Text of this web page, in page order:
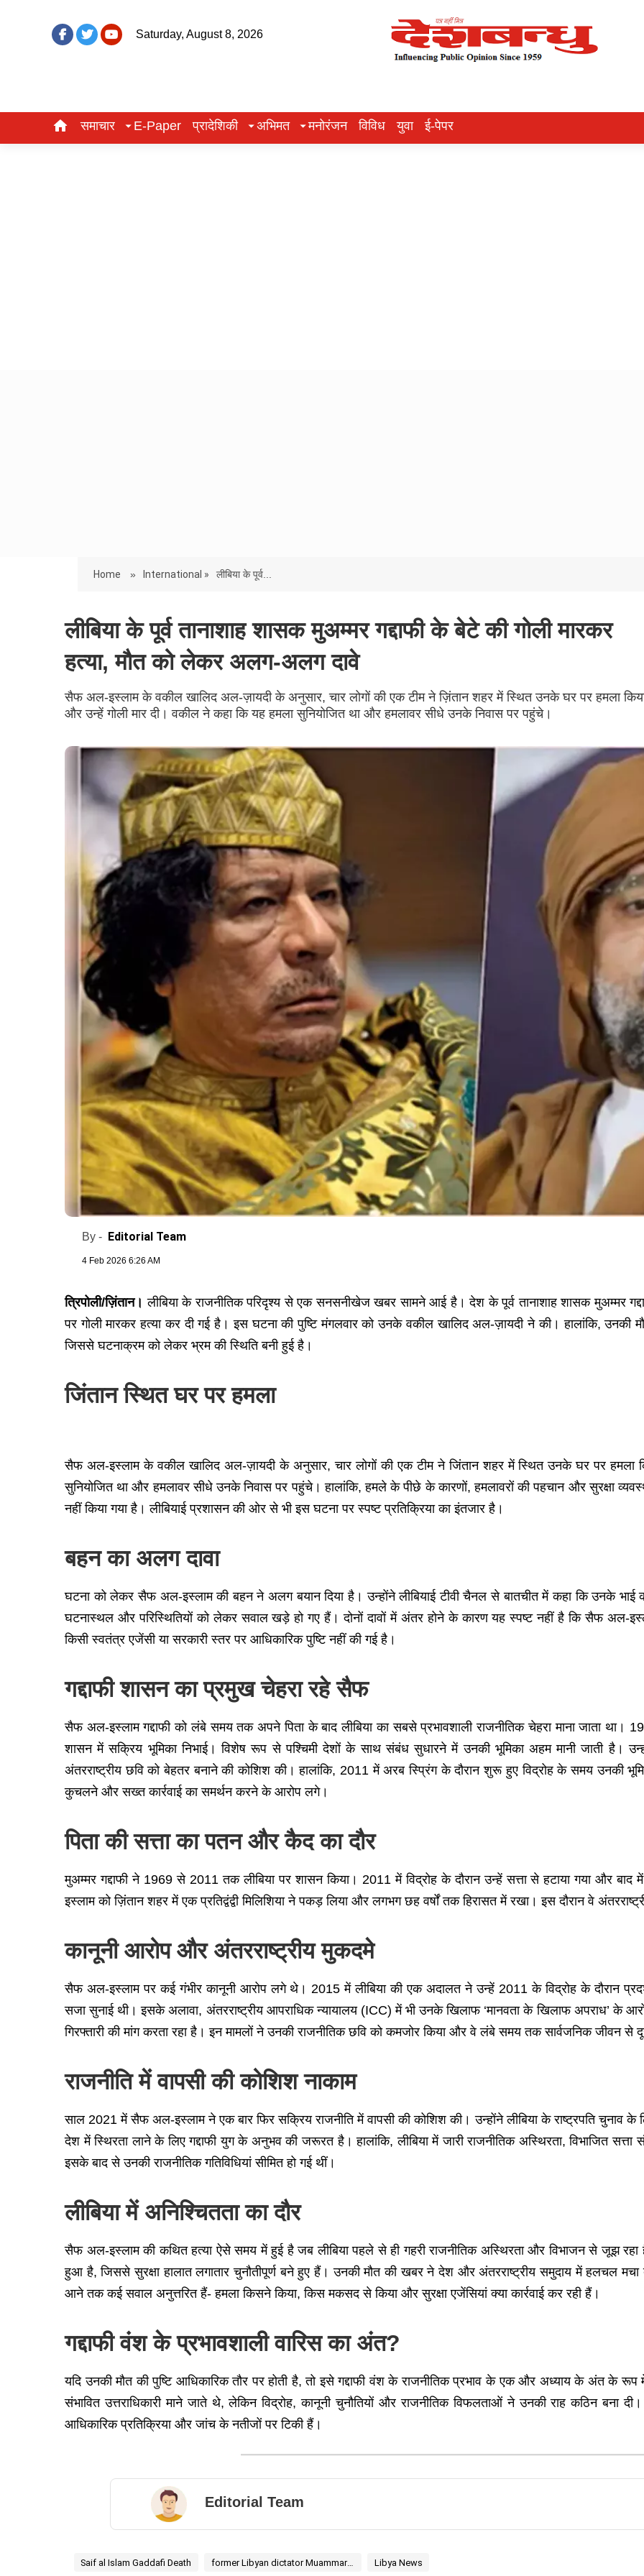
Saturday, August 8, 2026
समाचार E-Paper प्रादेशिकी अभिमत मनोरंजन विविध युवा ई-पेपर
Home » International » लीबिया के पूर्व...
लीबिया के पूर्व तानाशाह शासक मुअम्मर गद्दाफी के बेटे की गोली मारकर
हत्या, मौत को लेकर अलग-अलग दावे
सैफ अल-इस्लाम के वकील खालिद अल-ज़ायदी के अनुसार, चार लोगों की एक टीम ने ज़िंतान शहर में स्थित उनके घर पर हमला
और उन्हें गोली मार दी। वकील ने कहा कि यह हमला सुनियोजित था और हमलावर सीधे उनके निवास पर पहुंचे।
By - Editorial Team
4 Feb 2026 6:26 AM
त्रिपोली/ज़िंतान। लीबिया के राजनीतिक परिदृश्य से एक सनसनीखेज खबर सामने आई है। देश के पूर्व तानाशाह शासक मुअम्मर
पर गोली मारकर हत्या कर दी गई है। इस घटना की पुष्टि मंगलवार को उनके वकील खालिद अल-ज़ायदी ने की। हालांकि,
जिससे घटनाक्रम को लेकर भ्रम की स्थिति बनी हुई है।
जिंतान स्थित घर पर हमला
सैफ अल-इस्लाम के वकील खालिद अल-ज़ायदी के अनुसार, चार लोगों की एक टीम ने जिंतान शहर में स्थित उनके घर पर हमला
सुनियोजित था और हमलावर सीधे उनके निवास पर पहुंचे। हालांकि, हमले के पीछे के कारणों, हमलावरों की पहचान और सुरक्षा
नहीं किया गया है। लीबियाई प्रशासन की ओर से भी इस घटना पर स्पष्ट प्रतिक्रिया का इंतजार है।
बहन का अलग दावा
घटना को लेकर सैफ अल-इस्लाम की बहन ने अलग बयान दिया है। उन्होंने लीबियाई टीवी चैनल से बातचीत में कहा कि उनके भाई
घटनास्थल और परिस्थितियों को लेकर सवाल खड़े हो गए हैं। दोनों दावों में अंतर होने के कारण यह स्पष्ट नहीं है कि सैफ अल-
किसी स्वतंत्र एजेंसी या सरकारी स्तर पर आधिकारिक पुष्टि नहीं की गई है।
गद्दाफी शासन का प्रमुख चेहरा रहे सैफ
सैफ अल-इस्लाम गद्दाफी को लंबे समय तक अपने पिता के बाद लीबिया का सबसे प्रभावशाली राजनीतिक चेहरा माना जाता
शासन में सक्रिय भूमिका निभाई। विशेष रूप से पश्चिमी देशों के साथ संबंध सुधारने में उनकी भूमिका अहम मानी जाती है।
अंतरराष्ट्रीय छवि को बेहतर बनाने की कोशिश की। हालांकि, 2011 में अरब स्प्रिंग के दौरान शुरू हुए विद्रोह के समय उनकी
कुचलने और सख्त कार्रवाई का समर्थन करने के आरोप लगे।
पिता की सत्ता का पतन और कैद का दौर
मुअम्मर गद्दाफी ने 1969 से 2011 तक लीबिया पर शासन किया। 2011 में विद्रोह के दौरान उन्हें सत्ता से हटाया गया और
इस्लाम को ज़िंतान शहर में एक प्रतिद्वंद्वी मिलिशिया ने पकड़ लिया और लगभग छह वर्षों तक हिरासत में रखा। इस दौरान वे
कानूनी आरोप और अंतरराष्ट्रीय मुकदमे
सैफ अल-इस्लाम पर कई गंभीर कानूनी आरोप लगे थे। 2015 में लीबिया की एक अदालत ने उन्हें 2011 के विद्रोह के दौरान
सजा सुनाई थी। इसके अलावा, अंतरराष्ट्रीय आपराधिक न्यायालय (ICC) में भी उनके खिलाफ ‘मानवता के खिलाफ अपराध’
गिरफ्तारी की मांग करता रहा है। इन मामलों ने उनकी राजनीतिक छवि को कमजोर किया और वे लंबे समय तक सार्वजनिक जीवन से
राजनीति में वापसी की कोशिश नाकाम
साल 2021 में सैफ अल-इस्लाम ने एक बार फिर सक्रिय राजनीति में वापसी की कोशिश की। उन्होंने लीबिया के राष्ट्रपति चुनाव के
देश में स्थिरता लाने के लिए गद्दाफी युग के अनुभव की जरूरत है। हालांकि, लीबिया में जारी राजनीतिक अस्थिरता, विभाजित सत्ता
इसके बाद से उनकी राजनीतिक गतिविधियां सीमित हो गई थीं।
लीबिया में अनिश्चितता का दौर
सैफ अल-इस्लाम की कथित हत्या ऐसे समय में हुई है जब लीबिया पहले से ही गहरी राजनीतिक अस्थिरता और विभाजन से जूझ
हुआ है, जिससे सुरक्षा हालात लगातार चुनौतीपूर्ण बने हुए हैं। उनकी मौत की खबर ने देश और अंतरराष्ट्रीय समुदाय में हलचल मचा
आने तक कई सवाल अनुत्तरित हैं- हमला किसने किया, किस मकसद से किया और सुरक्षा एजेंसियां क्या कार्रवाई कर रही हैं।
गद्दाफी वंश के प्रभावशाली वारिस का अंत?
यदि उनकी मौत की पुष्टि आधिकारिक तौर पर होती है, तो इसे गद्दाफी वंश के राजनीतिक प्रभाव के एक और अध्याय के अंत के
संभावित उत्तराधिकारी माने जाते थे, लेकिन विद्रोह, कानूनी चुनौतियों और राजनीतिक विफलताओं ने उनकी राह कठिन बना
आधिकारिक प्रतिक्रिया और जांच के नतीजों पर टिकी हैं।
Editorial Team
Saif al Islam Gaddafi Death former Libyan dictator Muammar Gaddafi Son Libya News